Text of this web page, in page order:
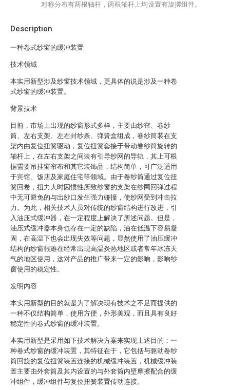
Description
一种卷式纱窗的缓冲装置
技术领域
本实用新型涉及纱窗技术领域，更具体的说是涉及一种卷
式纱窗的缓冲装置。
背景技术
目前，市场上出现的纱窗形式多样，主要由纱帘、卷纱
筒、左右支架、左右封纱条、弹簧盒组成，卷纱筒装在支
架内由复位扭簧驱动，复位扭簧套接于带动卷纱筒旋转的
轴杆上，在左右支架之间装有引导纱网的导轨，其上可根
据需要吊挂窗帘布和其它装饰品，结构简单，可广泛适用
于宾馆、饭店及家庭住宅等领域。由于卷纱筒通过复位扭
簧回卷，扭力大时因惯性所致纱窗的支架在纱网回弹过程
中无可避免的与出纱口发生强力碰撞，使纱网受到冲击拉
力。为此，相关技术人员对传统的纱窗结构进行改进，引
入油压式缓冲器，在一定程度上解决了所述问题。但是，
油压式缓冲器本身也存在一定的缺陷，油在低温下容易凝
固，在高温下也会出现失效等问题，显然使用了油压缓冲
结构的纱窗很难在经常出现高温炎热地区或者常年冰冻天
气的地区使用，这对产品的推广带来一定的影响，影响纱
窗使用的稳定性。
发明内容
本实用新型的目的就是为了解决现有技术之不足而提供的
一种不仅结构简单，使用方便，外形美观，而且具有良好
稳定性的卷式纱窗的缓冲装置。
本实用新型是采用如下技术解决方案来实现上述目的：一
种卷式纱窗的缓冲装置，其特征在于，它包括与驱动卷纱
筒回旋的复位扭簧装置连接的机械缓冲装置，机械缓冲装
置主要由外套筒及其内设置的与外套筒内壁摩擦配合的缓
冲组件，缓冲组件与复位扭簧装置传动连接。
对称分布有两根轴杆，两根轴杆上均设置有旋摆组件。